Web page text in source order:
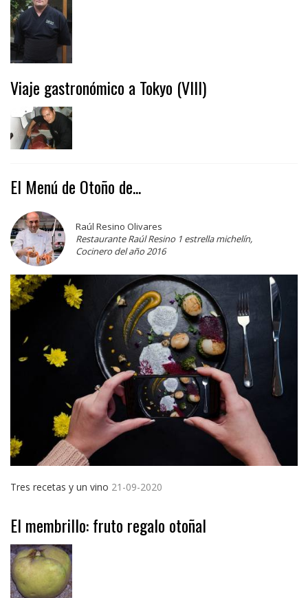
Viaje gastronómico a Tokyo (VIII)
El Menú de Otoño de...
Raúl Resino Olivares
Restaurante Raúl Resino 1 estrella michelín,
Cocinero del año 2016
Tres recetas y un vino 21-09-2020
El membrillo: fruto regalo otoñal